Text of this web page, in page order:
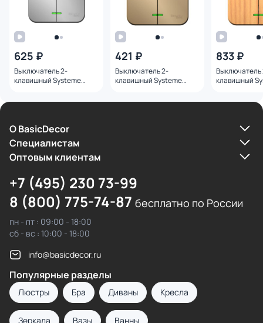
625 ₽
Выключатель 2-
клавишный Systeme
421 ₽
Выключатель 2-
клавишный Systeme
833 ₽
Выключатель
клавишный
О BasicDecor
Cпециалистам
Оптовым клиентам
+7 (495) 230 73-99
8 (800) 775-74-87 бесплатно по России
пн - пт : 09:00 - 18:00
сб - вс : 10:00 - 18:00
info@basicdecor.ru
Популярные разделы
Люстры Бра Диваны Кресла
Зеркала Вазы Ванны